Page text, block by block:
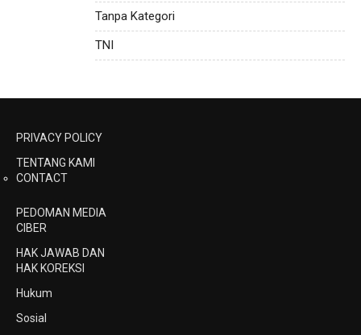
Tanpa Kategori
TNI
PRIVACY POLICY
TENTANG KAMI
CONTACT
PEDOMAN MEDIA
CIBER
HAK JAWAB DAN
HAK KOREKSI
Hukum
Sosial